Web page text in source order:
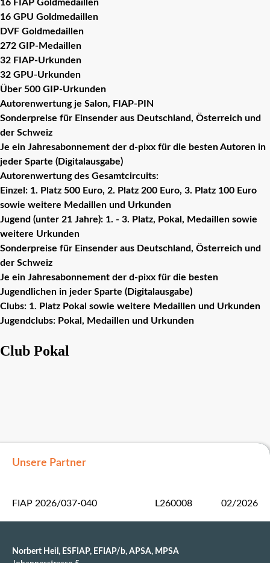
16 FIAP Goldmedaillen
16 GPU Goldmedaillen
DVF Goldmedaillen
272 GIP-Medaillen
32 FIAP-Urkunden
32 GPU-Urkunden
Über 500 GIP-Urkunden
Autorenwertung je Salon, FIAP-PIN
Sonderpreise für Einsender aus Deutschland, Österreich und
der Schweiz
Je ein Jahresabonnement der d-pixx für die besten Autoren in
jeder Sparte (Digitalausgabe)
Autorenwertung des Gesamtcircuits:
Einzel: 1. Platz 500 Euro, 2. Platz 200 Euro, 3. Platz 100 Euro
sowie weitere Medaillen und Urkunden
Jugend (unter 21 Jahre): 1. - 3. Platz, Pokal, Medaillen sowie
weitere Urkunden
Sonderpreise für Einsender aus Deutschland, Österreich und
der Schweiz
Je ein Jahresabonnement der d-pixx für die besten
Jugendlichen in jeder Sparte (Digitalausgabe)
Clubs: 1. Platz Pokal sowie weitere Medaillen und Urkunden
Jugendclubs: Pokal, Medaillen und Urkunden
Club Pokal
Unsere Partner
FIAP 2026/037-040 L260008 02/2026
Norbert Heil, ESFIAP, EFIAP/b, APSA, MPSA